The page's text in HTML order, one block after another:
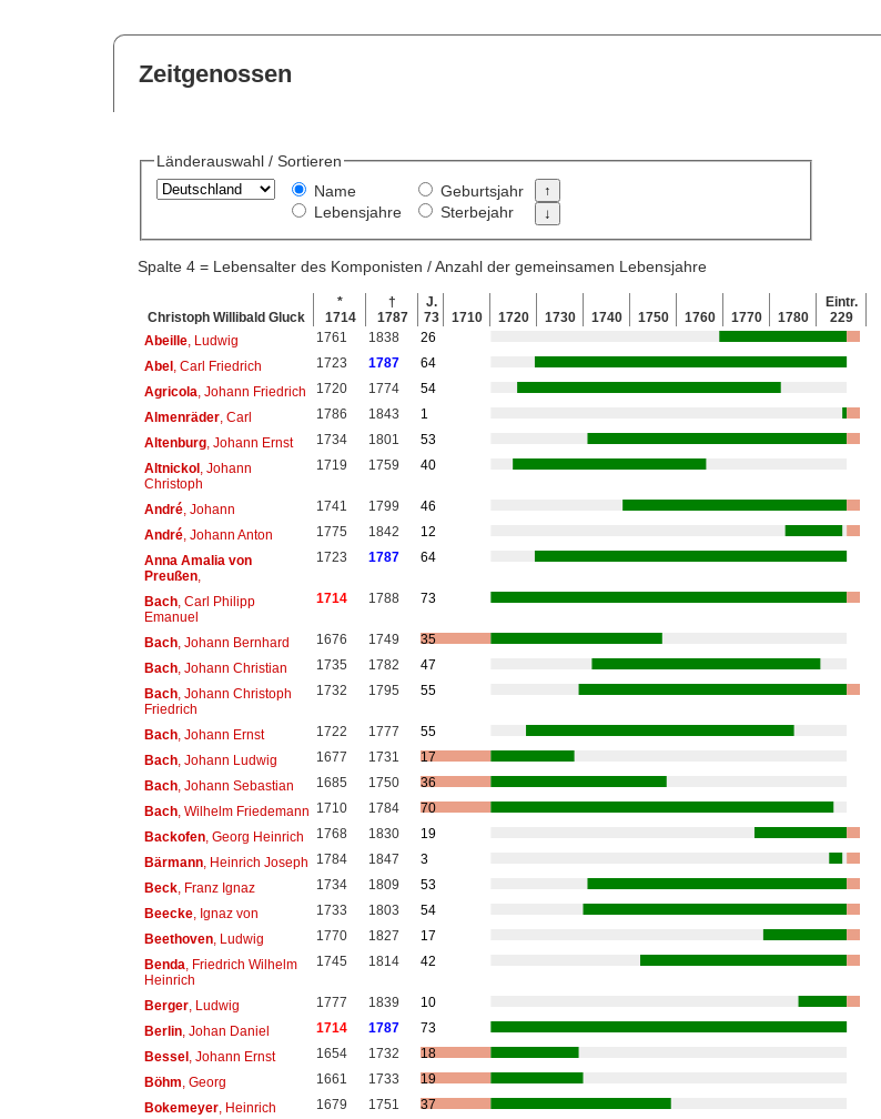
Zeitgenossen
Länderauswahl / Sortieren
Name
Lebensjahre
Geburtsjahr
Sterbejahr
Spalte 4 = Lebensalter des Komponisten / Anzahl der gemeinsamen Lebensjahre
Christoph Willibald Gluck
*
1714
†
1787
J.
73
1710 1720 1730 1740 1750 1760 1770 1780
Eintr.
229
Abeille, Ludwig 1761 1838
26
Abel, Carl Friedrich 1723 1787
64
Agricola , Johann Friedrich 1720 1774
54
Almenräder, Carl 1786 1843
1
Altenburg, Johann Ernst 1734 1801
53
Altnickol, Johann
Christoph
1719 1759 40
André, Johann 1741 1799
46
André, Johann Anton 1775 1842
12
Anna Amalia von
Preußen,
1723 1787 64
Bach, Carl Philipp
Emanuel
1714 1788 73
Bach, Johann Bernhard 1676 1749
35
Bach, Johann Christian 1735 1782
47
Bach, Johann Christoph
Friedrich
1732 1795 55
Bach, Johann Ernst 1722 1777
55
Bach, Johann Ludwig 1677 1731
17
Bach, Johann Sebastian 1685 1750
36
Bach, Wilhelm Friedemann 1710 1784
70
Backofen, Georg Heinrich 1768 1830
19
Bärmann, Heinrich Joseph 1784 1847
3
Beck, Franz Ignaz 1734 1809
53
Beecke, Ignaz von 1733 1803
54
Beethoven, Ludwig 1770 1827
17
Benda , Friedrich Wilhelm
Heinrich
1745 1814 42
Berger, Ludwig 1777 1839
10
Berlin, Johan Daniel 1714 1787
73
Bessel, Johann Ernst 1654 1732
18
Böhm , Georg 1661 1733
19
Bokemeyer, Heinrich 1679 1751
37